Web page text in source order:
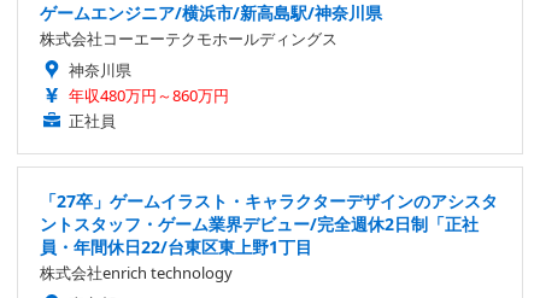
ゲームエンジニア/横浜市/新高島駅/神奈川県
株式会社コーエーテクモホールディングス
神奈川県
年収480万円～860万円
正社員
「27卒」ゲームイラスト・キャラクターデザインのアシスタ
ントスタッフ・ゲーム業界デビュー/完全週休2日制「正社
員・年間休日22/台東区東上野1丁目
株式会社enrich technology